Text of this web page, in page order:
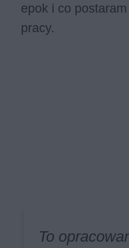
epok i co
pracy.
To